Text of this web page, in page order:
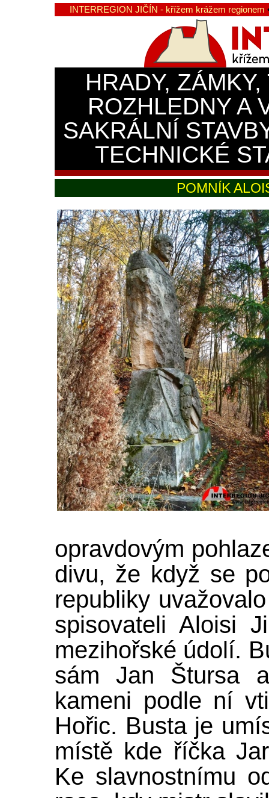
INTERREGION JIČÍN - křížem krážem regionem
HRADY,
ROZHLEDNY A
SAKRÁLNÍ
TECHNICKÉ
POMNÍK
opravdovým
divu, že když se
republiky
spisovateli Aloisi
mezihořské údolí.
sám Jan Štursa
kameni podle ní
Hořic. Busta je
místě kde říčka
Ke slavnostnímu